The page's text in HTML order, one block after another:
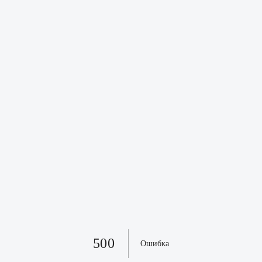
500 Ошибка